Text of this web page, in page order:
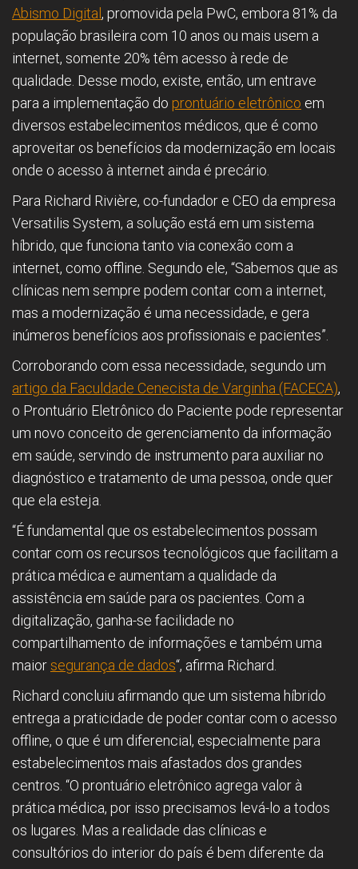
Abismo Digital, promovida pela PwC, embora 81% da
população brasileira com 10 anos ou mais usem a
internet, somente 20% têm acesso à rede de
qualidade. Desse modo, existe, então, um entrave
para a implementação do prontuário eletrônico em
diversos estabelecimentos médicos, que é como
aproveitar os benefícios da modernização em locais
onde o acesso à internet ainda é precário.
Para Richard Rivière, co-fundador e CEO da empresa
Versatilis System, a solução está em um sistema
híbrido, que funciona tanto via conexão com a
internet, como offline. Segundo ele, “Sabemos que as
clínicas nem sempre podem contar com a internet,
mas a modernização é uma necessidade, e gera
inúmeros benefícios aos profissionais e pacientes”.
Corroborando com essa necessidade, segundo um
artigo da Faculdade Cenecista de Varginha (FACECA),
o Prontuário Eletrônico do Paciente pode representar
um novo conceito de gerenciamento da informação
em saúde, servindo de instrumento para auxiliar no
diagnóstico e tratamento de uma pessoa, onde quer
que ela esteja.
“É fundamental que os estabelecimentos possam
contar com os recursos tecnológicos que facilitam a
prática médica e aumentam a qualidade da
assistência em saúde para os pacientes. Com a
digitalização, ganha-se facilidade no
compartilhamento de informações e também uma
maior segurança de dados“, afirma Richard.
Richard concluiu afirmando que um sistema híbrido
entrega a praticidade de poder contar com o acesso
offline, o que é um diferencial, especialmente para
estabelecimentos mais afastados dos grandes
centros. “O prontuário eletrônico agrega valor à
prática médica, por isso precisamos levá-lo a todos
os lugares. Mas a realidade das clínicas e
consultórios do interior do país é bem diferente da